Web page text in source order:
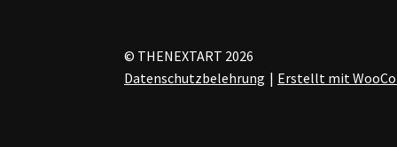
© THENEXTART 2026
Datenschutzbelehrung
Erstellt mit